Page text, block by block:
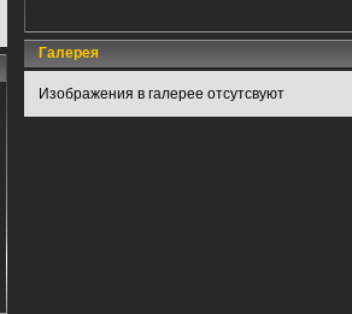
Галерея
Изображения в галерее отсутсвуют